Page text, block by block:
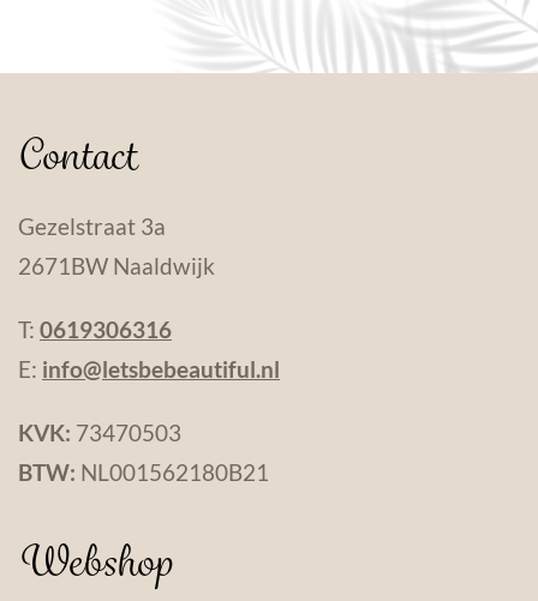
Contact
Gezelstraat 3a
2671BW Naaldwijk
T: 0619306316
E: info@letsbebeautiful.nl
KVK: 73470503
BTW: NL001562180B21
Webshop